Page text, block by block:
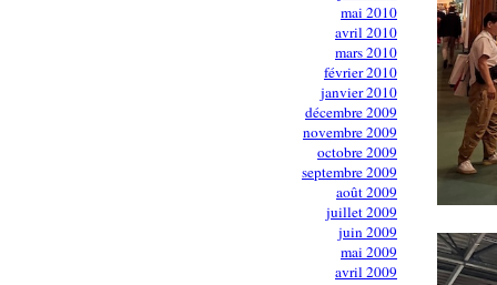
mai 2010
avril 2010
mars 2010
février 2010
janvier 2010
décembre 2009
novembre 2009
octobre 2009
septembre 2009
août 2009
juillet 2009
juin 2009
mai 2009
avril 2009